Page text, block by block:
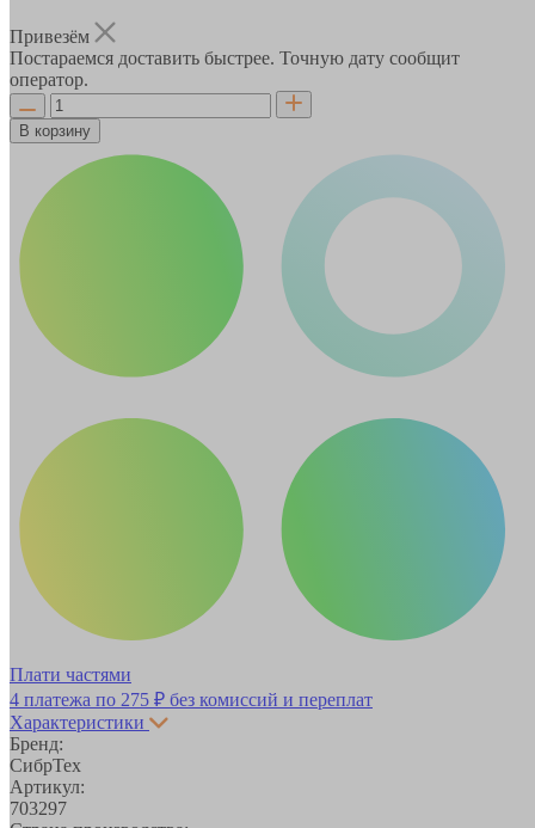
Привезём
Постараемся доставить быстрее. Точную дату сообщит
оператор.
В корзину
Плати частями
4 платежа по 275 ₽ без комиссий и переплат
Характеристики
Бренд:
СибрТех
Артикул:
703297